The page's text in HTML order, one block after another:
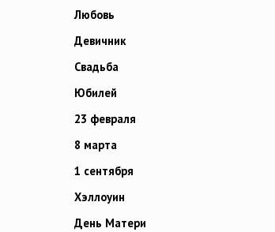
Любовь
Девичник
Свадьба
Юбилей
23 февраля
8 марта
1 сентября
Хэллоуин
День Матери